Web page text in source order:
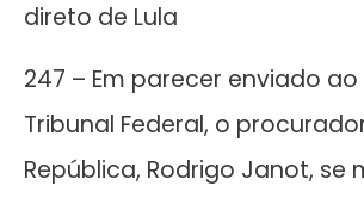
direto de Lula
247 – Em parecer enviado
Tribunal Federal, o
República, Rodrigo Janot, se